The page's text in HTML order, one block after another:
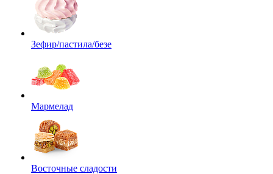
Зефир/пастила/безе
Мармелад
Восточные сладости